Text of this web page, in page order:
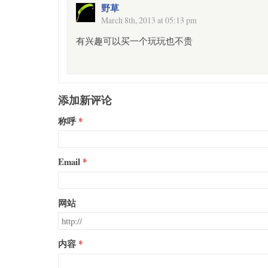
野草
March 8th, 2013 at 05:13 pm
有兴趣可以买一个玩玩也不贵
添加新评论
称呼
Email
网站
内容